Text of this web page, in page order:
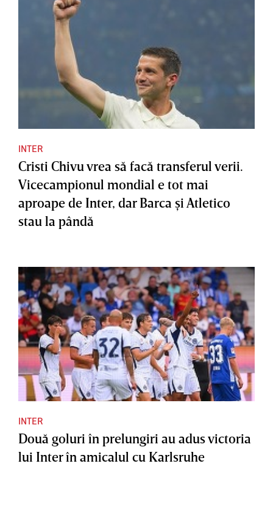
INTER
Cristi Chivu vrea să facă transferul verii.
Vicecampionul mondial e tot mai
aproape de Inter, dar Barca şi Atletico
stau la pândă
INTER
Două goluri în prelungiri au adus victoria
lui Inter în amicalul cu Karlsruhe